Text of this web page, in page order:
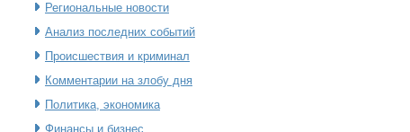
Региональные новости
Анализ последних событий
Происшествия и криминал
Комментарии на злобу дня
Политика, экономика
Финансы и бизнес